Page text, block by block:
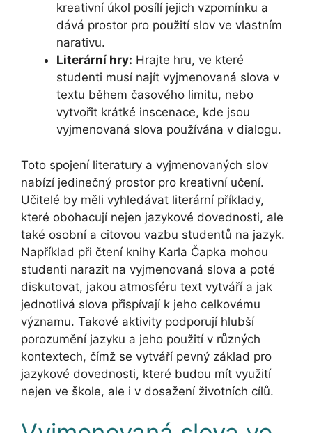
kreativní úkol posílí jejich vzpomínku a
dává prostor pro použití slov ve vlastním
narativu.
Literární hry: Hrajte hru, ve které
studenti musí najít vyjmenovaná slova v
textu během časového limitu, nebo
vytvořit krátké inscenace, kde jsou
vyjmenovaná slova používána v dialogu.
Toto spojení literatury a vyjmenovaných slov
nabízí jedinečný prostor pro kreativní učení.
Učitelé by měli vyhledávat literární příklady,
které obohacují nejen jazykové dovednosti, ale
také osobní a citovou vazbu studentů na jazyk.
Například při čtení knihy Karla Čapka mohou
studenti narazit na vyjmenovaná slova a poté
diskutovat, jakou atmosféru text vytváří a jak
jednotlivá slova přispívají k jeho celkovému
významu. Takové aktivity podporují hlubší
porozumění jazyku a jeho použití v různých
kontextech, čímž se vytváří pevný základ pro
jazykové dovednosti, které budou mít využití
nejen ve škole, ale i v dosažení životních cílů.